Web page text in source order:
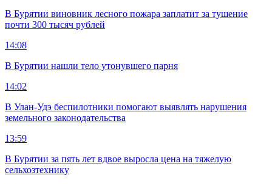
В Бурятии виновник лесного пожара заплатит за тушение
почти 300 тысяч рублей
14:08
В Бурятии нашли тело утонувшего парня
14:02
В Улан-Удэ беспилотники помогают выявлять нарушения
земельного законодательства
13:59
В Бурятии за пять лет вдвое выросла цена на тяжелую
сельхозтехнику